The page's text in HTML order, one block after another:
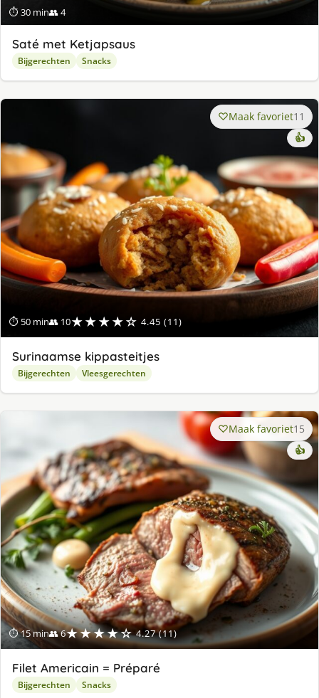
⏱ 30 min👥 4
Saté met Ketjapsaus
Bijgerechten Snacks
⏱ 50 min👥 10★★★★☆ 4.45 (11)
Maak favoriet11
👍
Surinaamse kippasteitjes
Bijgerechten Vleesgerechten
⏱ 15 min👥 6★★★★☆ 4.27 (11)
Maak favoriet15
👍
Filet Americain = Préparé
Bijgerechten Snacks